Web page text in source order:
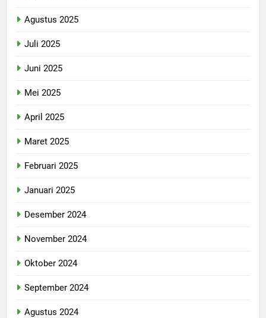
Agustus 2025
Juli 2025
Juni 2025
Mei 2025
April 2025
Maret 2025
Februari 2025
Januari 2025
Desember 2024
November 2024
Oktober 2024
September 2024
Agustus 2024